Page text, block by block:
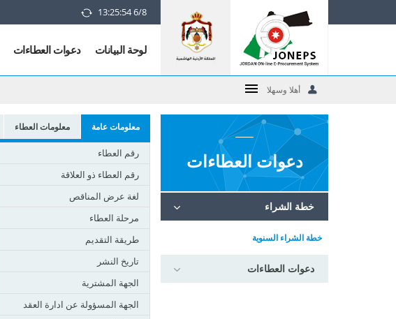
Jordan
ONline
E-
Procurement
System
logo
13:25:54 6/8
لوحة البيانات دعوات العطاءات
أهلا وسهلا
دعوات العطاءات
خطة الشراء
خطة الشراء السنوية
دعوات العطاءات
معلومات عامة معلومات العطاء
رقم العطاء
رقم العطاء ذو العلاقة
لغة عرض المناقص
مرحلة العطاء
طريقة التقديم
تاريخ النشر
الجهة المشترية
الجهة المسؤولة عن ادارة العقد